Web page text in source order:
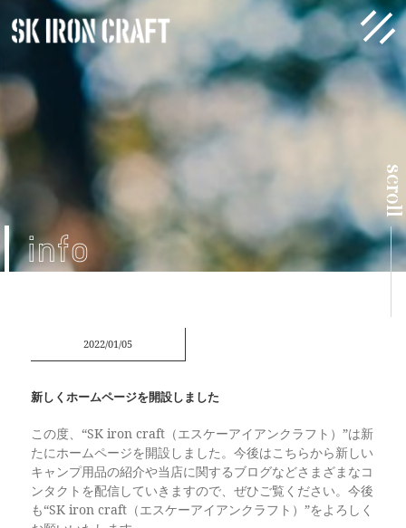
info
2022/01/05
新しくホームページを開設しました
この度、“SK iron craft（エスケーアイアンクラフト）”は新
たにホームページを開設しました。今後はこちらから新しい
キャンプ用品の紹介や当店に関するブログなどさまざまなコ
ンタクトを配信していきますので、ぜひご覧ください。今後
も“SK iron craft（エスケーアイアンクラフト）”をよろしく